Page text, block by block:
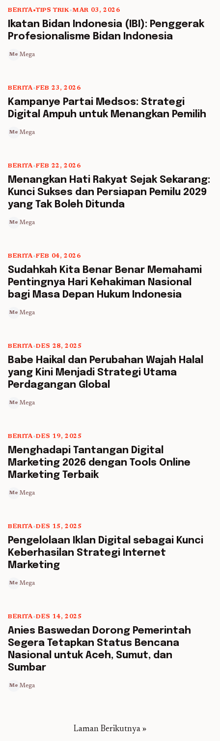
BERITA•TIPS TRIK•MAR 03, 2026
Ikatan Bidan Indonesia (IBI): Penggerak
Profesionalisme Bidan Indonesia
Me Mega
5 min read
BERITA•FEB 23, 2026
Kampanye Partai Medsos: Strategi
Digital Ampuh untuk Menangkan Pemilih
Me Mega
5 min read
BERITA•FEB 22, 2026
Menangkan Hati Rakyat Sejak Sekarang:
Kunci Sukses dan Persiapan Pemilu 2029
yang Tak Boleh Ditunda
Me Mega
5 min read
BERITA•FEB 04, 2026
Sudahkah Kita Benar Benar Memahami
Pentingnya Hari Kehakiman Nasional
bagi Masa Depan Hukum Indonesia
Me Mega
5 min read
BERITA•DES 28, 2025
Babe Haikal dan Perubahan Wajah Halal
yang Kini Menjadi Strategi Utama
Perdagangan Global
Me Mega
BERITA•DES 19, 2025
Menghadapi Tantangan Digital
Marketing 2026 dengan Tools Online
Marketing Terbaik
Me Mega
5 min read
BERITA•DES 15, 2025
Pengelolaan Iklan Digital sebagai Kunci
Keberhasilan Strategi Internet
Marketing
Me Mega
5 min read
BERITA•DES 14, 2025
Anies Baswedan Dorong Pemerintah
Segera Tetapkan Status Bencana
Nasional untuk Aceh, Sumut, dan
Sumbar
Me Mega
Laman Berikutnya »